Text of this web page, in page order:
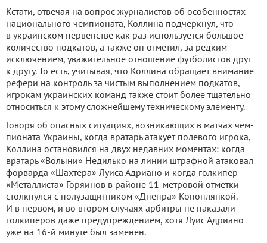
Кстати, отвечая на вопрос журналистов об особенностях
национального чемпионата, Коллина подчеркнул, что
в украинском первенстве как раз используется большое
количе­ство подкатов, а также он отме­тил, за редким
исключением, уважительное отношение фут­болистов друг
к другу. То есть, учитывая, что Коллина обраща­ет внимание
рефери на кон­троль за чистым выполнением подкатов,
игрокам украинских команд также стоит более тща­тельно
относиться к этому сложнейшему техническому элементу.
Говоря об опасных ситуаци­ях, возникающих в матчах чем­
пионата Украины, когда вратарь атакует полевого игрока,
Колли­на остановился на двух недав­них моментах: когда
вратарь «Волыни» Недилько на линии штрафной атаковал
форварда «Шахтера» Луиса Адриано и когда голкипер
«Металлиста» Горяинов в районе 11-метровой отметки
столкнулся с полуза­щитником «Днепра» Коноплян­кой.
И в первом, и во втором случаях арбитры не наказали
голкиперов даже предупрежде­нием, хотя Луис Адриано
уже на 16-й минуте был заменен.